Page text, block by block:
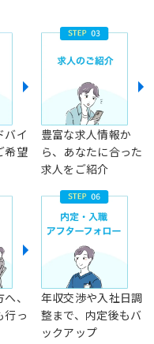
バイ
希望
豊富な求人情報か
ら、あなたに合った
求人をご紹介
、
行っ
年収交渉や入社日調
整まで、内定後もバ
ックアップ